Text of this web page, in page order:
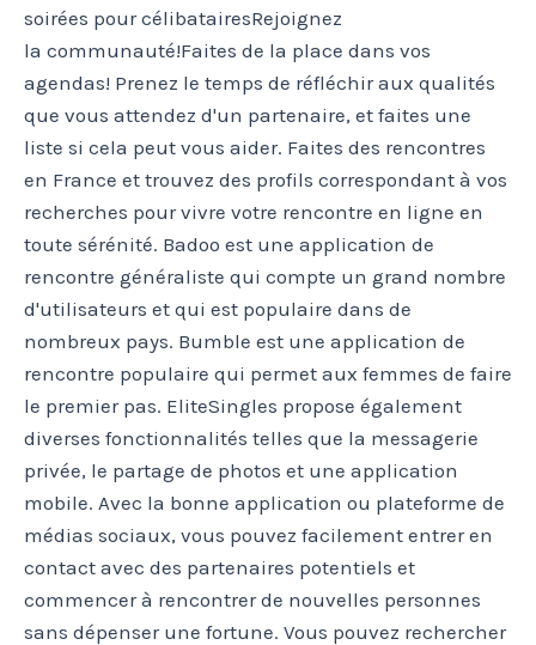
soirées pour célibatairesRejoignez
la communauté!Faites de la place dans vos
agendas! Prenez le temps de réfléchir aux qualités
que vous attendez d'un partenaire, et faites une
liste si cela peut vous aider. Faites des rencontres
en France et trouvez des profils correspondant à vos
recherches pour vivre votre rencontre en ligne en
toute sérénité. Badoo est une application de
rencontre généraliste qui compte un grand nombre
d'utilisateurs et qui est populaire dans de
nombreux pays. Bumble est une application de
rencontre populaire qui permet aux femmes de faire
le premier pas. EliteSingles propose également
diverses fonctionnalités telles que la messagerie
privée, le partage de photos et une application
mobile. Avec la bonne application ou plateforme de
médias sociaux, vous pouvez facilement entrer en
contact avec des partenaires potentiels et
commencer à rencontrer de nouvelles personnes
sans dépenser une fortune. Vous pouvez rechercher